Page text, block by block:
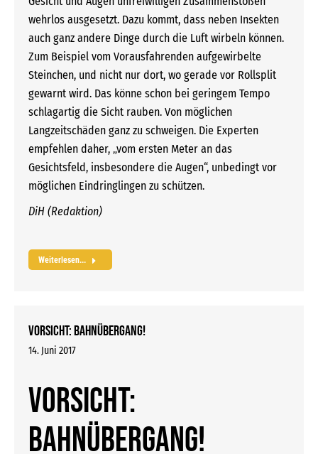
wehrlos ausgesetzt. Dazu kommt, dass neben Insekten
auch ganz andere Dinge durch die Luft wirbeln können.
Zum Beispiel vom Vorausfahrenden aufgewirbelte
Steinchen, und nicht nur dort, wo gerade vor Rollsplit
gewarnt wird. Das könne schon bei geringem Tempo
schlagartig die Sicht rauben. Von möglichen
Langzeitschäden ganz zu schweigen. Die Experten
empfehlen daher, „vom ersten Meter an das
Gesichtsfeld, insbesondere die Augen“, unbedingt vor
möglichen Eindringlingen zu schützen.
DiH (Redaktion)
Weiterlesen...
Vorsicht: Bahnübergang!
14. Juni 2017
Vorsicht:
Bahnübergang!